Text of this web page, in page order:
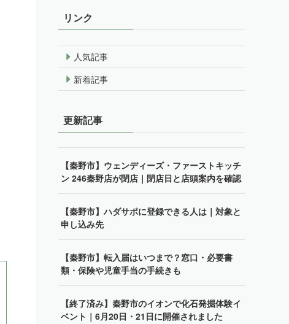
リンク
人気記事
新着記事
更新記事
【秦野市】ウェンディーズ・ファーストキッチ
ン 246秦野店が閉店｜閉店日と店頭案内を確認
【秦野市】ハダサポに登録できる人は｜対象と
申し込み先
【秦野市】転入届はいつまで？窓口・必要書
類・保険や児童手当の手続きも
【終了済み】秦野市のイオンで化石発掘体験イ
ベント｜6月20日・21日に開催されました